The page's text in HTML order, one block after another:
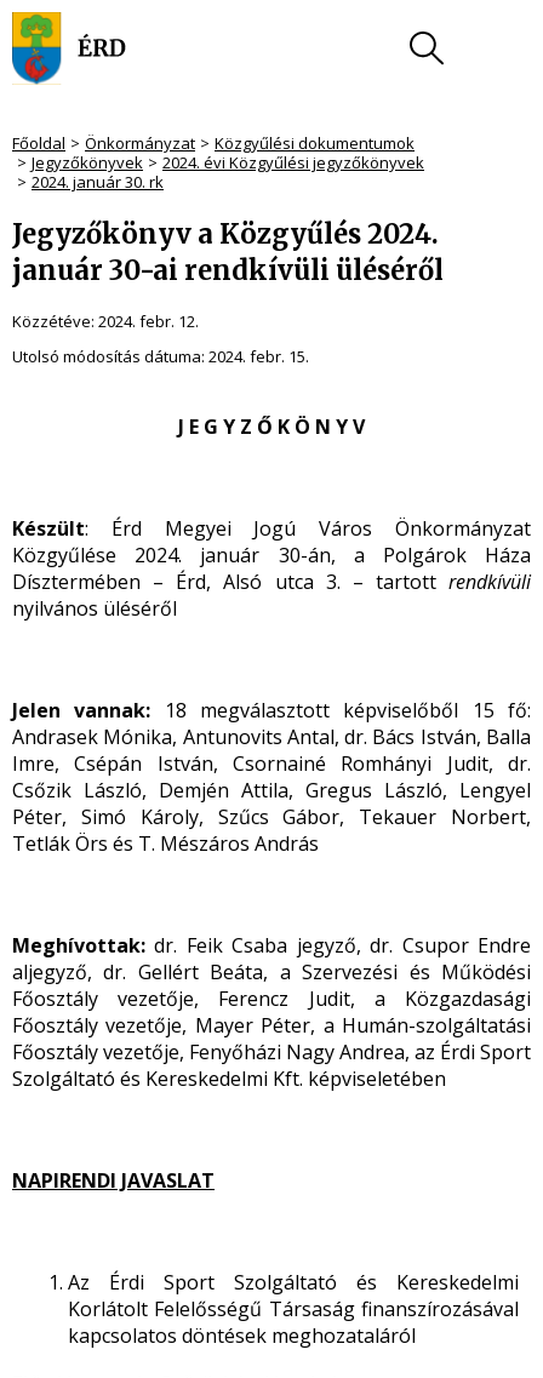
Főoldal Önkormányzat
Közgyűlési dokumentumok
Jegyzőkönyvek
2024. évi Közgyűlési jegyzőkönyvek
2024. január 30. rk
Jegyzőkönyv a Közgyűlés 2024.
január 30-ai rendkívüli üléséről
Közzétéve: 2024. febr. 12.
Utolsó módosítás dátuma: 2024. febr. 15.
J E G Y Z Ő K Ö N Y V
Készült: Érd Megyei Jogú Város Önkormányzat
Közgyűlése 2024. január 30-án, a Polgárok Háza
Dísztermében – Érd, Alsó utca 3. – tartott rendkívüli
nyilvános üléséről
Jelen vannak: 18 megválasztott képviselőből 15 fő:
Andrasek Mónika, Antunovits Antal, dr. Bács István, Balla
Imre, Csépán István, Csornainé Romhányi Judit, dr.
Csőzik László, Demjén Attila, Gregus László, Lengyel
Péter, Simó Károly, Szűcs Gábor, Tekauer Norbert,
Tetlák Örs és T. Mészáros András
Meghívottak: dr. Feik Csaba jegyző, dr. Csupor Endre
aljegyző, dr. Gellért Beáta, a Szervezési és Működési
Főosztály vezetője, Ferencz Judit, a Közgazdasági
Főosztály vezetője, Mayer Péter, a Humán-szolgáltatási
Főosztály vezetője, Fenyőházi Nagy Andrea, az Érdi Sport
Szolgáltató és Kereskedelmi Kft. képviseletében
NAPIRENDI JAVASLAT
Az Érdi Sport Szolgáltató és Kereskedelmi
Korlátolt Felelősségű Társaság finanszírozásával
kapcsolatos döntések meghozataláról